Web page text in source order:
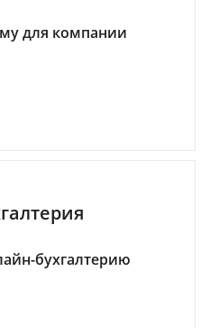
для компании
бухгалтерию